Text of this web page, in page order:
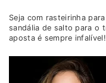
Seja com rasteirinha
sandália de salto para o
aposta é sempre infalível!